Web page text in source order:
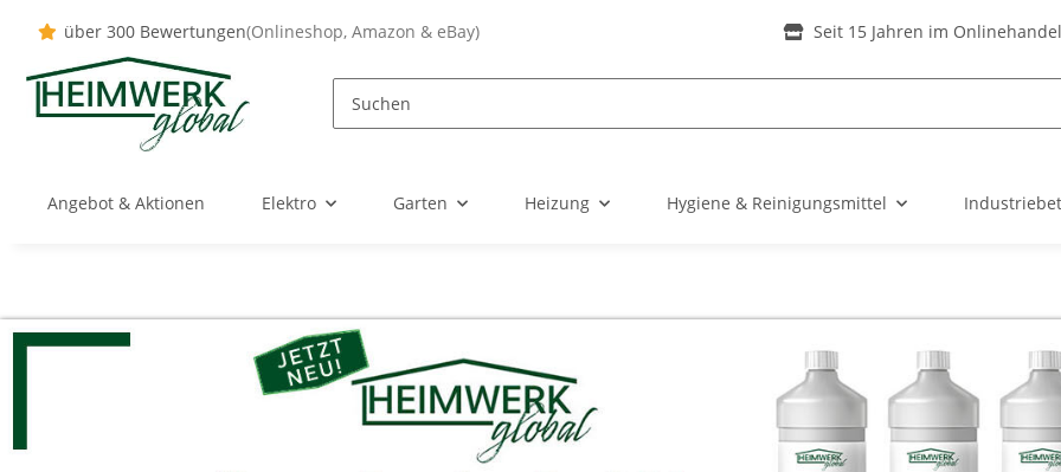
über 300 Bewertungen(Onlineshop, Amazon & eBay) Seit 15 Jahren im Onlinehandel
Angebot & Aktionen Elektro Garten Heizung Hygiene & Reinigungsmittel